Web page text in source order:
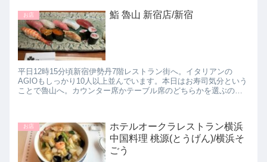
お店 鮨 魯山 新宿店/新宿
平日12時15分頃新宿伊勢丹7階レストラン街へ。イタリアンの
AGIOもしっかり10人以上並んでいます。本日はお寿司気分という
ことで魯山へ。カウンター席かテーブル席のどちらかを選ぶので
お店
ホテルオークラレストラン横浜
中国料理 桃源(とうげん)/横浜そ
ごう